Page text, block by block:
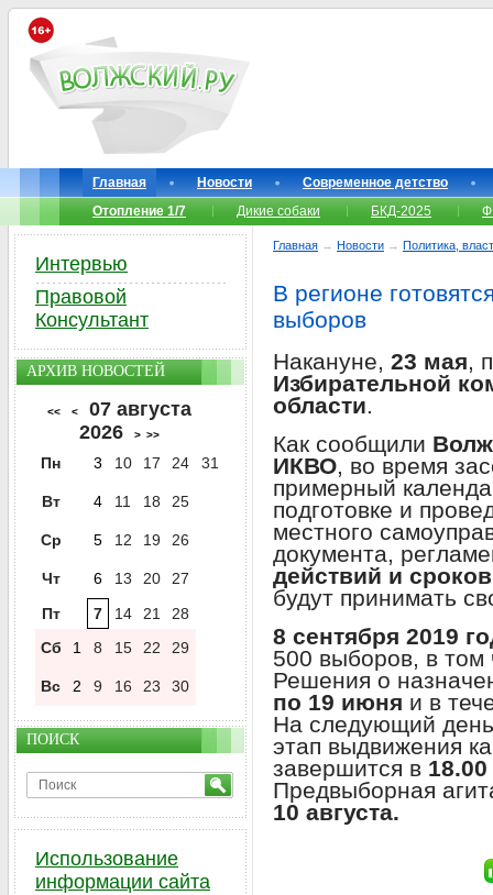
Главная Новости
Современное детство
Отопление 1/7
Дикие собаки БКД-2025
Главная → Новости → Политика,
В регионе
выборов
Накануне, 23 мая,
Избирательной
области.
Как сообщили
ИКВО, во время
примерный
подготовке и
местного
документа,
действий и сроков
будут принимать
8 сентября 2019
500 выборов, в том
Решения о
по 19 июня и в
На следующий день
этап выдвижения
завершится в
Предвыборная
10 августа.
Интервью
Правовой
Консультант
АРХИВ НОВОСТЕЙ
<< <
07 августа
2026
> >>
Пн 3 10 17 24 31
Вт 4 11 18 25
Ср 5 12 19 26
Чт 6 13 20
27
Пт
7 14 21
28
Сб
1 8 15 22 29
Вс 2 9 16 23 30
ПОИСК
Использование
информации сайта